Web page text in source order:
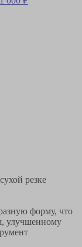
резке
форму, что
улучшенному